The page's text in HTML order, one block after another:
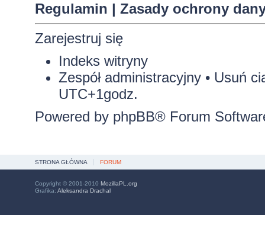
Regulamin | Zasady ochrony
Zarejestruj się
Indeks witryny
Zespół administracyjny• Usuń
UTC+1godz.
Powered by phpBB® Forum
STRONA GŁÓWNA FORUM
Copyright © 2001-2010 MozillaPL.org
Grafika: Aleksandra Drachal